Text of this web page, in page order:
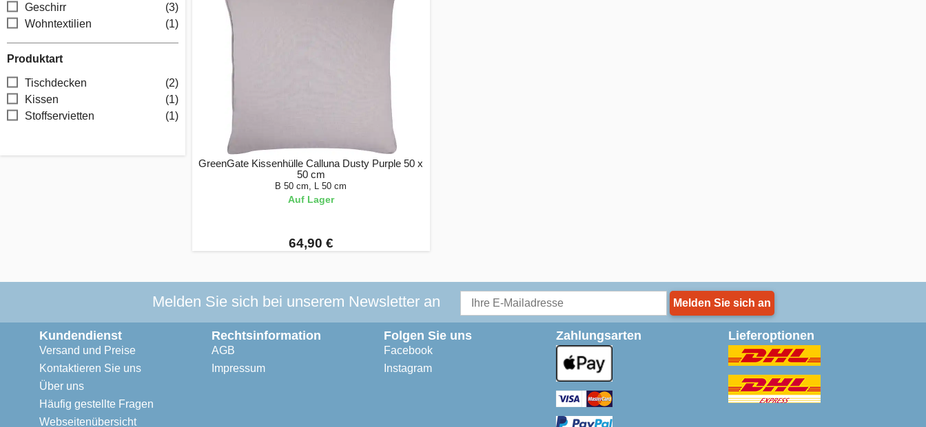
Geschirr
(3)
Wohntextilien
(1)
Produktart
Tischdecken
(2)
Kissen
(1)
Stoffservietten
(1)
GreenGate Kissenhülle Calluna Dusty Purple 50 x
50 cm
B 50 cm, L 50 cm
Auf Lager
64,90 €
Melden Sie sich bei unserem Newsletter an Melden Sie sich an
Kundendienst
Versand und Preise
Kontaktieren Sie uns
Über uns
Häufig gestellte Fragen
Webseitenübersicht
Rechtsinformation
AGB
Impressum
Folgen Sie uns
Facebook
Instagram
Zahlungsarten Lieferoptionen